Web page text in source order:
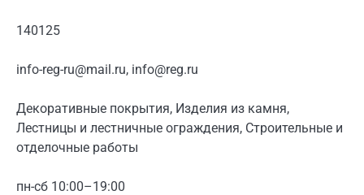
140125
info-reg-ru@mail.ru, info@reg.ru
Декоративные покрытия, Изделия из камня,
Лестницы и лестничные ограждения, Строительные и
отделочные работы
пн-сб 10:00–19:00